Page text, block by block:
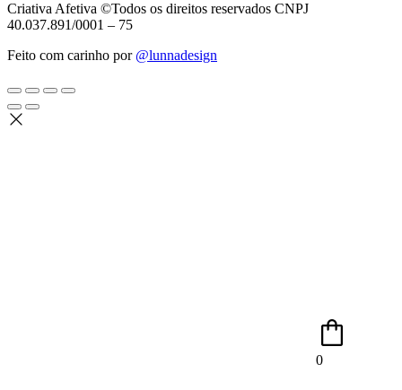
Criativa Afetiva ©Todos os direitos reservados CNPJ
40.037.891/0001 – 75
Feito com carinho por @lunnadesign
0